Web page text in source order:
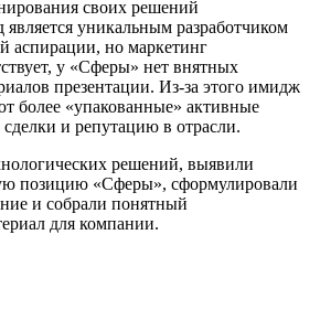
своих решений
является уникальным разработчиком
аспирации, но маркетинг
у «Сферы» нет внятных
презентации. Из-за этого имидж
более «упакованные» активные
и репутацию в отрасли.
решений, выявили
позицию «Сферы», сформулировали
и собрали понятный
для компании.